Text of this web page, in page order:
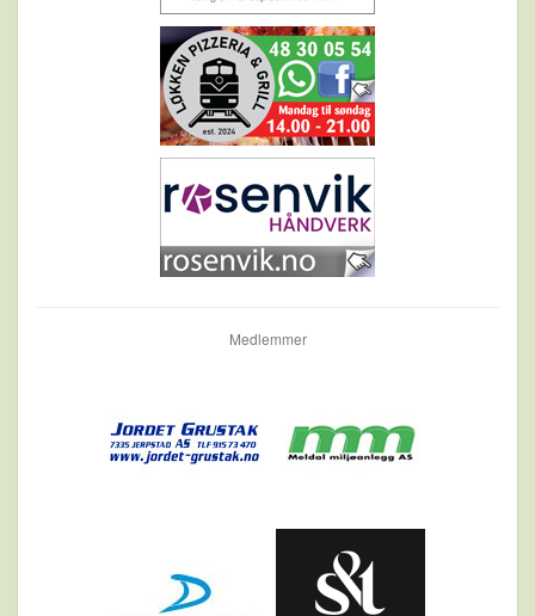
Medlemmer